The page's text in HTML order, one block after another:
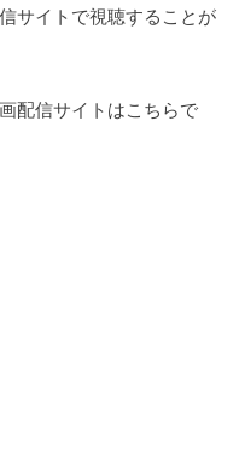
サイトで視聴することが
配信サイトはこちらで